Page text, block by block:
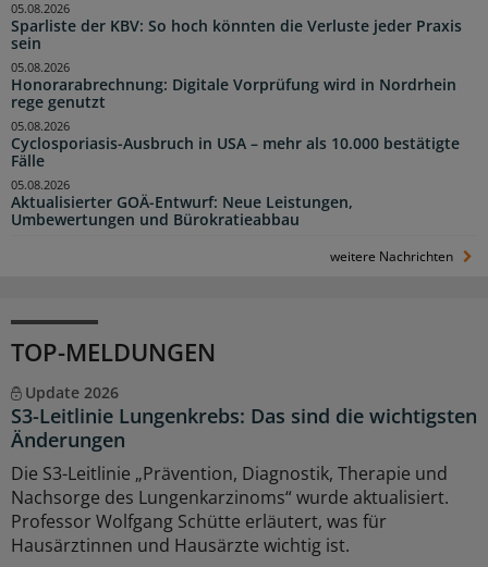
Sparliste der KBV: So hoch könnten die Verluste jeder Praxis
sein
05.08.2026
Honorarabrechnung: Digitale Vorprüfung wird in Nordrhein
rege genutzt
05.08.2026
Cyclosporiasis-Ausbruch in USA – mehr als 10.000 bestätigte
Fälle
05.08.2026
Aktualisierter GOÄ-Entwurf: Neue Leistungen,
Umbewertungen und Bürokratieabbau
05.08.2026
weitere Nachrichten
TOP-MELDUNGEN
Update 2026
S3-Leitlinie Lungenkrebs: Das sind die wichtigsten
Änderungen
Die S3-Leitlinie „Prävention, Diagnostik, Therapie und
Nachsorge des Lungenkarzinoms“ wurde aktualisiert.
Professor Wolfgang Schütte erläutert, was für
Hausärztinnen und Hausärzte wichtig ist.